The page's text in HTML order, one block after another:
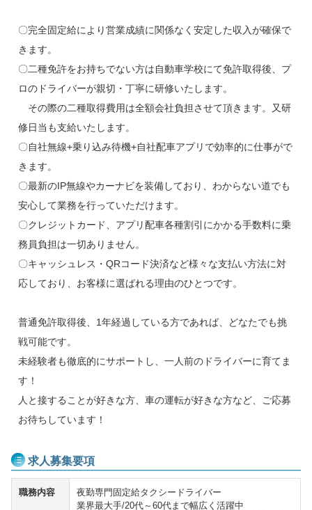
〇完全固定給により営業成績に関係なく安定した収入が確保で
きます。
〇二種免許をお持ちでない方は自動車学校にて免許取得後、プ
ロのドライバーが親切・丁寧に研修いたします。
その際の二種取得費用は全額会社負担させて頂きます。又研
修日当も支給いたします。
〇自社無線+乗り込み待機+自社配車アプリで効率的に仕事がで
きます。
〇最新のIP無線やカーナビを装備しており、わからない道でも
安心して業務を行っていただけます。
〇クレジットカード、アプリ配車各種割引にかかる手数料に乗
務員負担は一切ありません。
〇キャッシュレス・QRコード決済など様々な支払い方法に対
応しており、お客様に選ばれる理由のひとつです。
普通免許取得後、1年経過している方であれば、どなたでも挑
戦可能です。
未経験者も徹底的にサポートし、一人前のドライバーに育てま
す！
人と接することが好きな方、車の運転が好きな方など、ご応募
お待ちしています！
求人募集要項
職務内容
夜勤専門固定給タクシードライバー
業界最大手/20代～60代まで幅広く活躍中